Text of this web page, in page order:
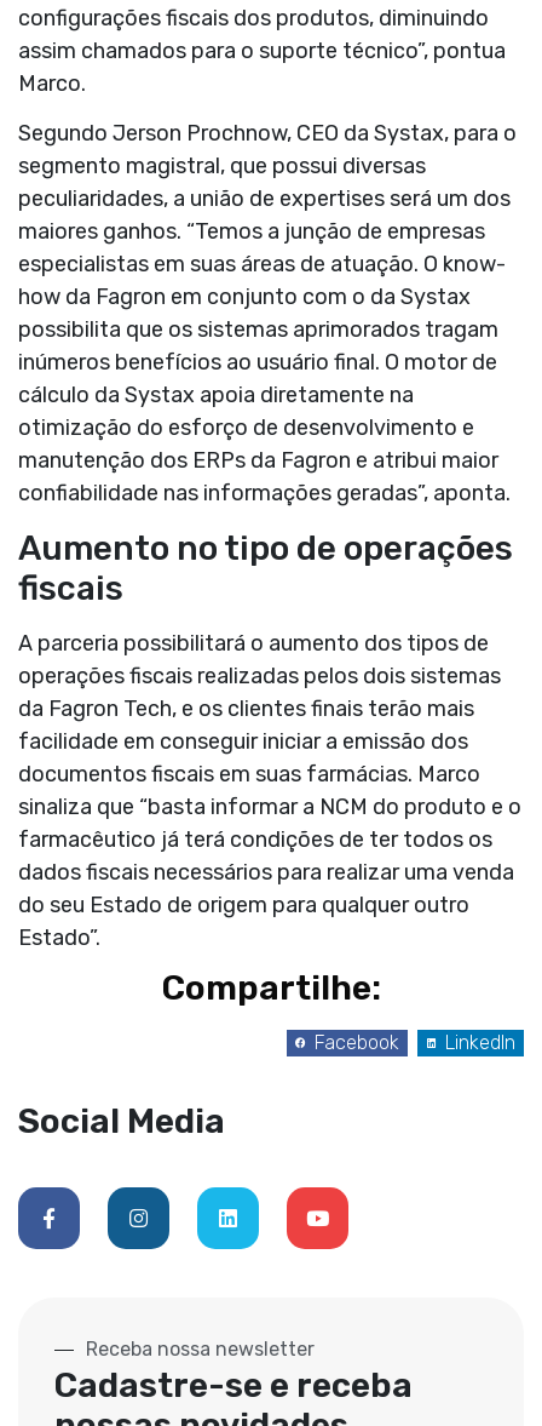
configurações fiscais dos produtos, diminuindo
assim chamados para o suporte técnico”, pontua
Marco.
Segundo Jerson Prochnow, CEO da Systax, para o
segmento magistral, que possui diversas
peculiaridades, a união de expertises será um dos
maiores ganhos. “Temos a junção de empresas
especialistas em suas áreas de atuação. O know-
how da Fagron em conjunto com o da Systax
possibilita que os sistemas aprimorados tragam
inúmeros benefícios ao usuário final. O motor de
cálculo da Systax apoia diretamente na
otimização do esforço de desenvolvimento e
manutenção dos ERPs da Fagron e atribui maior
confiabilidade nas informações geradas”, aponta.
Aumento no tipo de operações
fiscais
A parceria possibilitará o aumento dos tipos de
operações fiscais realizadas pelos dois sistemas
da Fagron Tech, e os clientes finais terão mais
facilidade em conseguir iniciar a emissão dos
documentos fiscais em suas farmácias. Marco
sinaliza que “basta informar a NCM do produto e o
farmacêutico já terá condições de ter todos os
dados fiscais necessários para realizar uma venda
do seu Estado de origem para qualquer outro
Estado”.
Compartilhe:
Facebook LinkedIn
Social Media
Receba nossa newsletter
Cadastre-se e receba